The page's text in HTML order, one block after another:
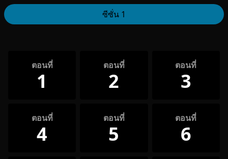
ซีซั่น 1
ตอนที่
1
ตอนที่
2
ตอนที่
3
ตอนที่
4
ตอนที่
5
ตอนที่
6